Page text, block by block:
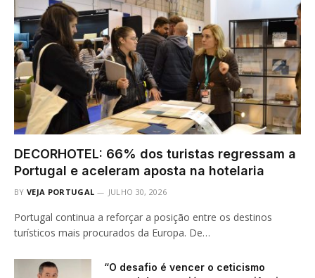
DECORHOTEL: 66% dos turistas regressam a
Portugal e aceleram aposta na hotelaria
BY VEJA PORTUGAL JULHO 30, 2026
Portugal continua a reforçar a posição entre os destinos
turísticos mais procurados da Europa. De…
“O desafio é vencer o ceticismo